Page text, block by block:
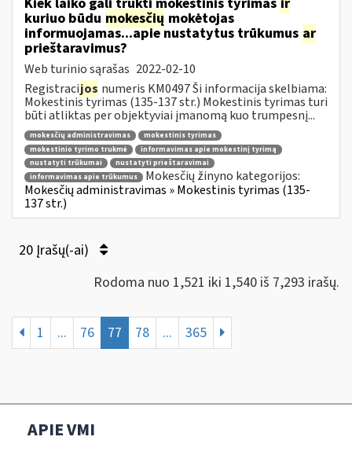
kuriuo būdu mokesčių mokėtojas
informuojamas...apie nustatytus trūkumus ar
prieštaravimus?
Web turinio sąrašas 2022-02-10
Registracijos numeris KM0497 Ši informacija skelbiama:
Mokestinis tyrimas (135-137 str.) Mokestinis tyrimas turi
būti atliktas per objektyviai įmanomą kuo trumpesnį...
mokesčių administravimas
mokestinis tyrimas
mokestinio tyrimo trukmė
informavimas apie mokestinį tyrimą
nustatyti trūkumai
nustatyti prieštaravimai
informavimas apie trūkumus
Mokesčių žinyno kategorijos:
Mokesčių administravimas » Mokestinis tyrimas (135-
137 str.)
20 Įrašų(-ai)
Rodoma nuo 1,521 iki 1,540 iš 7,293 irašų.
1 ... 76 77 78 ... 365
APIE VMI